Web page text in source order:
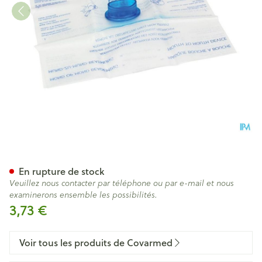
3,73 €
En rupture de stock
Veuillez nous contacter par téléphone ou par e-mail et nous
examinerons ensemble les possibilités.
Voir tous les produits de Covarmed